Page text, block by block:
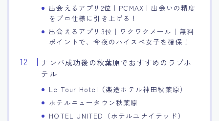
出会えるアプリ2位｜PCMAX｜出会いの精度
をプロ仕様に引き上げる！
出会えるアプリ3位｜ワクワクメール｜無料
ポイントで、今夜のハイスぺ女子を確保！
ナンパ成功後の秋葉原でおすすめのラブホ
テル
Le Tour Hotel（楽途ホテル神田秋葉原）
ホテルニュータウン秋葉原
HOTEL UNITED（ホテルユナイテッド）